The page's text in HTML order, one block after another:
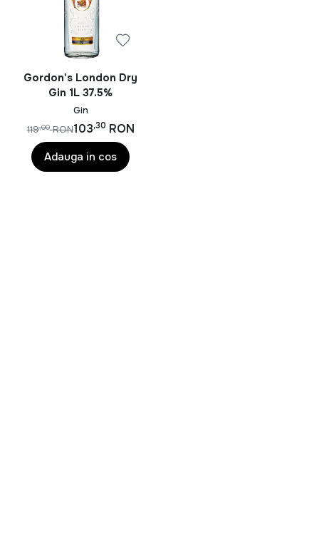
whisky îmbătrânit cu grijă, fiecare înghițitură este o
călătorie în lumea fermecată a aromelor și tradițiilor
băuturilor fine. Cheers!
Gordon's London Dry
Gin 1L 37.5%
Gin
103,30 RON
119,00 RON
Adauga in cos